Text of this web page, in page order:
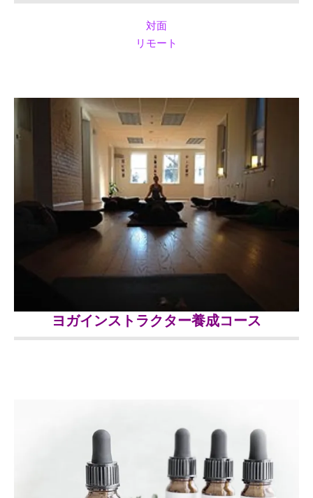
対面
リモート
ヨガインストラクター養成コース